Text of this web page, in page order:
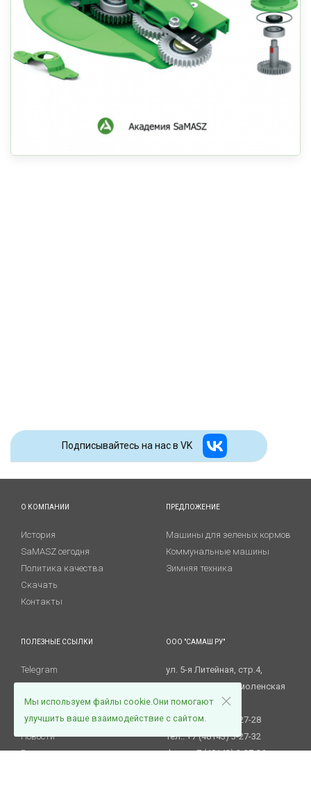
Подписывайтесь на наc в VK
О КОМПАНИИ
История
SaMASZ сегодня
Политика качества
Скачать
Контакты
ПРЕДЛОЖЕНИЕ
Машины для зеленых кормов
Коммунальные машины
Зимняя техника
ПОЛЕЗНЫЕ ССЫЛКИ
Telegram
Сервис и гарантии
Запасные части
Новости
Вакансии
ООО "САМАШ РУ"
ул. 5-я Литейная, стр.4,
215805 Ярцево, Смоленская
обл.
Тел.: +7 (48143) 3-27-28
Тел.: +7 (48143) 3-27-32
Факс. +7 (48143) 3-27-36
Мы используем файлы cookie.Они помогают
улучшить ваше взаимодействие с сайтом.